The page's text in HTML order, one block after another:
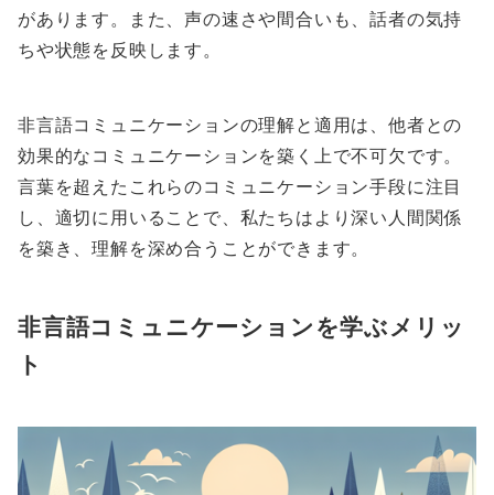
があります。また、声の速さや間合いも、話者の気持
ちや状態を反映します。
非言語コミュニケーションの理解と適用は、他者との
効果的なコミュニケーションを築く上で不可欠です。
言葉を超えたこれらのコミュニケーション手段に注目
し、適切に用いることで、私たちはより深い人間関係
を築き、理解を深め合うことができます。
非言語コミュニケーションを学ぶメリッ
ト